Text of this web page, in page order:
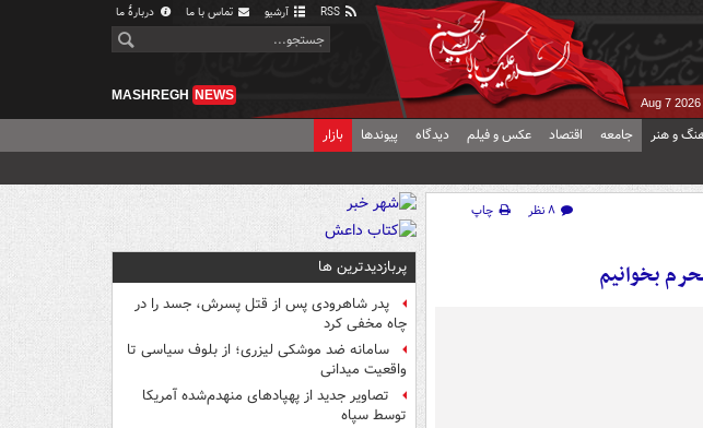
آرشیو تماس با ما دربارهٔ ما
Aug 7 2026
MASHREGH NEWS
و هنر جامعه اقتصاد عکس و فیلم دیدگاه پیوندها بازار
۸ نظر
چاپ
پربازدیدترین ها
پدر شاهرودی پس از قتل پسرش، جسد را در
چاه مخفی کرد
سامانه ضد موشکی لیزری؛ از بلوف سیاسی تا
واقعیت میدانی
تصاویر جدید از پهپادهای منهدم‌شده آمریکا
توسط سپاه